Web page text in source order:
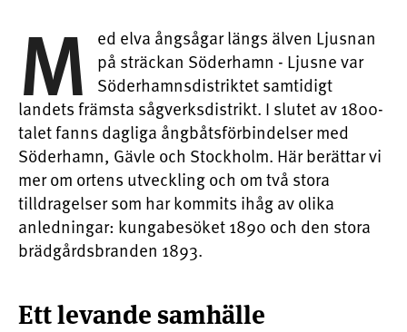
M ed elva ångsågar längs älven Ljusnan
på sträckan Söderhamn - Ljusne var
Söderhamnsdistriktet samtidigt
landets främsta sågverksdistrikt. I slutet av 1800-
talet fanns dagliga ångbåtsförbindelser med
Söderhamn, Gävle och Stockholm. Här berättar vi
mer om ortens utveckling och om två stora
tilldragelser som har kommits ihåg av olika
anledningar: kungabesöket 1890 och den stora
brädgårdsbranden 1893.
Ett levande samhälle